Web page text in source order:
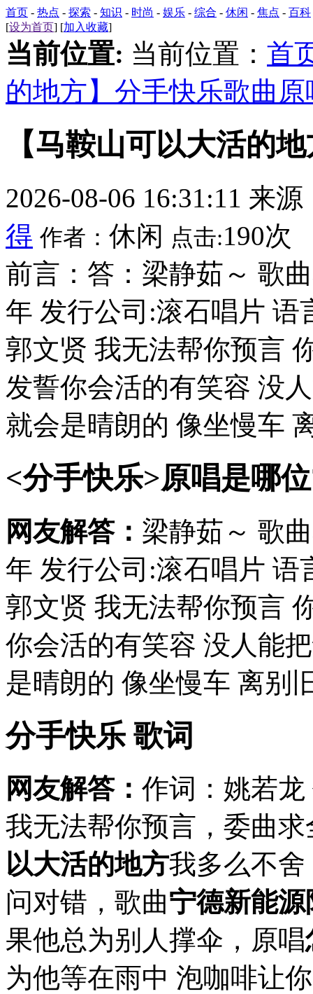
首页 - 热点 - 探索 - 知识 - 时尚 - 娱乐 - 综合 - 休闲 - 焦点 - 百科
[设为首页] [加入收藏]
当前位置: 当前位置： 首
的地方】分手快乐歌曲原
【马鞍山可以大活的
2026-08-06 16:31:11 来源
得 作者： 休闲 点击:190次
前言：答：梁静茹～ 歌
年 发行公司:滚石唱片 语
郭文贤 我无法帮你预言
发誓你会活的有笑容 没
就会是晴朗的 像坐慢车
<分手快乐>原唱是哪
网友解答： 梁静茹～ 歌
年 发行公司:滚石唱片 语
郭文贤 我无法帮你预言
你会活的有笑容 没人能
是晴朗的 像坐慢车 离别
分手快乐 歌词
网友解答： 作词：姚若
我无法帮你预言，委曲
以大活的地方我多么不
问对错，歌曲宁德新能
果他总为别人撑伞，原唱
为他等在雨中 泡咖啡让